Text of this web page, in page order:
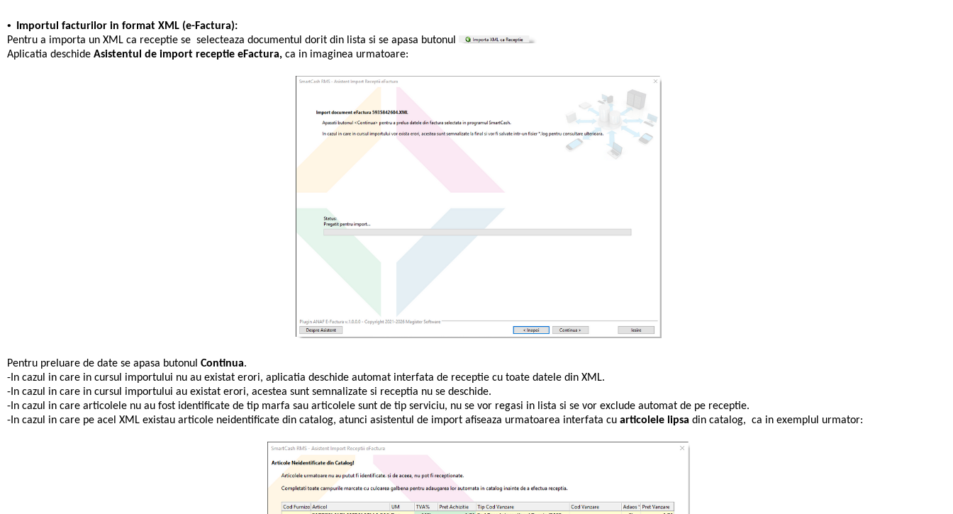
•
Importul facturilor in format XML (e-Factura):
Pentru a importa un XML ca receptie se selecteaza documentul dorit din lista si se apasa butonul
Aplicatia deschide Asistentul de import receptie eFactura, ca in imaginea urmatoare:
Pentru preluare de date se apasa butonul Continua.
-In cazul in care in cursul importului nu au existat erori, aplicatia deschide automat interfata de receptie cu toate datele din XML.
-In cazul in care in cursul importului au existat erori, acestea sunt semnalizate si receptia nu se deschide.
-In cazul in care articolele nu au fost identificate de tip marfa sau articolele sunt de tip serviciu, nu se vor regasi in lista si se vor exclude automat de pe receptie.
-In cazul in care pe acel XML existau articole neidentificate din catalog, atunci asistentul de import afiseaza urmatoarea interfata cu articolele lipsa din catalog, ca in exemplul urmator: